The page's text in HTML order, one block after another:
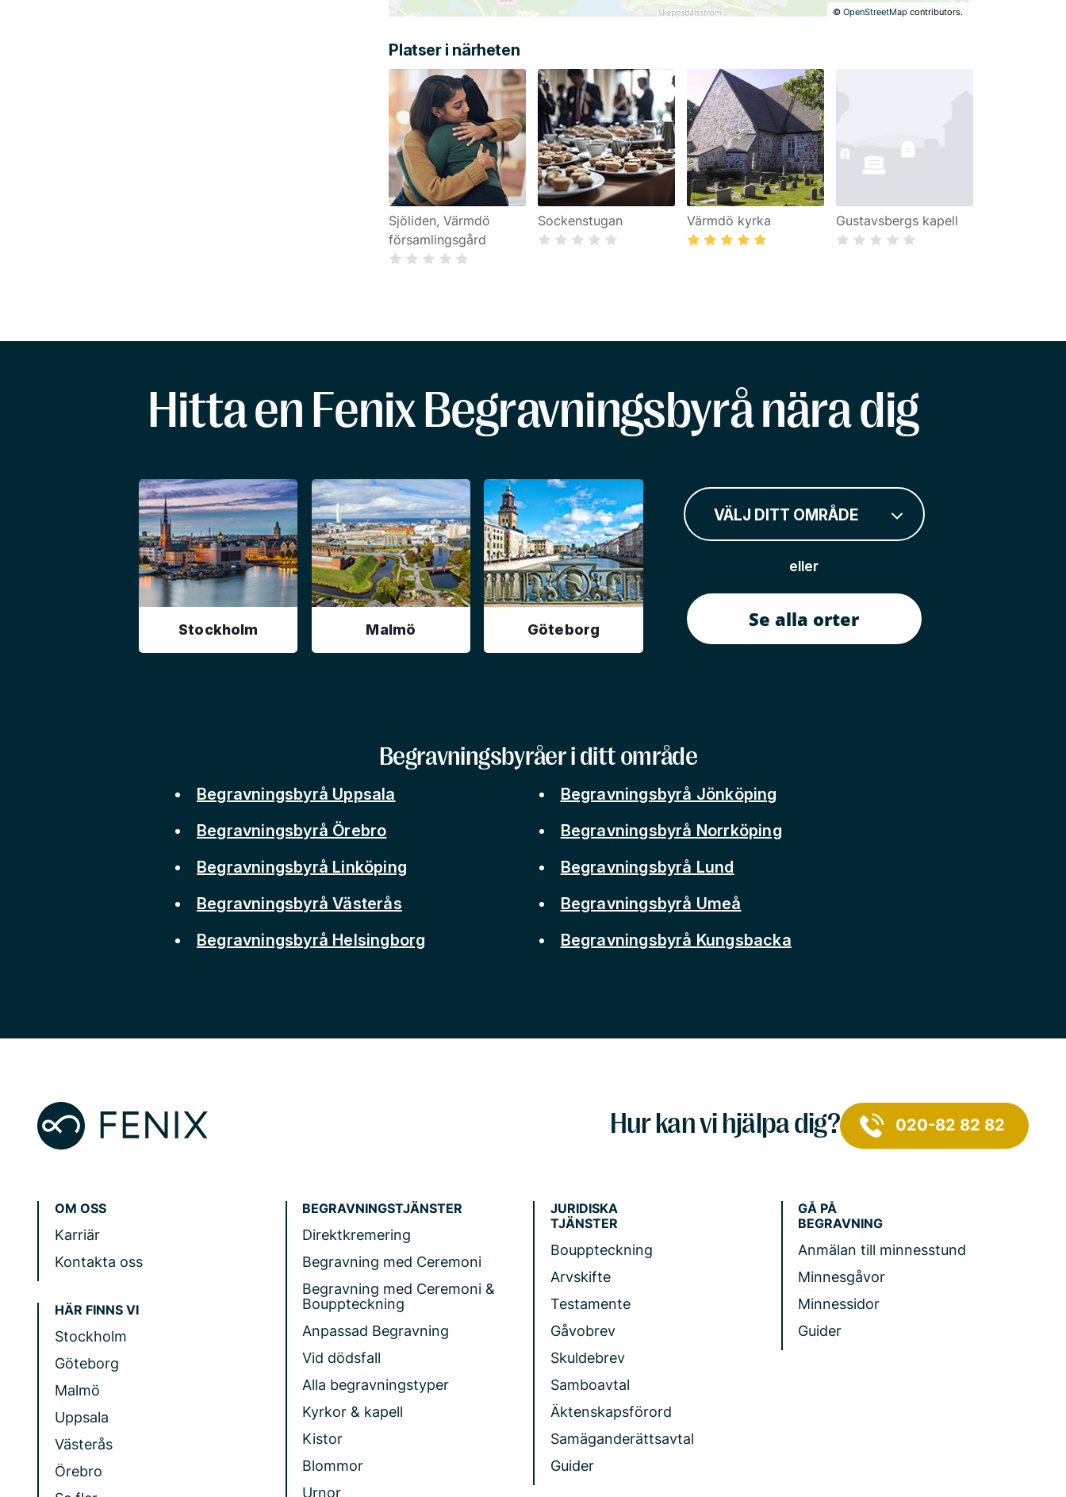
©OpenStreetMap contributors.
Platser i närheten
Sjöliden, Värmdö
församlingsgård
Sockenstugan Värmdö kyrka Gustavsbergs kapell
Hitta en Fenix Begravningsbyrå nära dig
Stockholm Malmö Göteborg
VÄLJ DITT OMRÅDE
eller
Se alla orter
Begravningsbyråer i ditt område
Begravningsbyrå Uppsala
Begravningsbyrå Örebro
Begravningsbyrå Linköping
Begravningsbyrå Västerås
Begravningsbyrå Helsingborg
Begravningsbyrå Jönköping
Begravningsbyrå Norrköping
Begravningsbyrå Lund
Begravningsbyrå Umeå
Begravningsbyrå Kungsbacka
Hur kan vi hjälpa dig? 020-82 82 82
OM OSS
Karriär
Kontakta oss
HÄR FINNS VI
Stockholm
Göteborg
Malmö
Uppsala
Västerås
Örebro
BEGRAVNINGSTJÄNSTER
Direktkremering
Begravning med Ceremoni
Begravning med Ceremoni &
Bouppteckning
Anpassad Begravning
Vid dödsfall
Alla begravningstyper
Kyrkor & kapell
Kistor
Blommor
Urnor
JURIDISKA
TJÄNSTER
Bouppteckning
Arvskifte
Testamente
Gåvobrev
Skuldebrev
Samboavtal
Äktenskapsförord
Samäganderättsavtal
Guider
GÅ PÅ
BEGRAVNING
Anmälan till minnesstund
Minnesgåvor
Minnessidor
Guider